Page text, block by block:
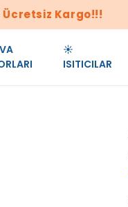
Ücretsiz Kargo!!!
☀️
ISITICILAR